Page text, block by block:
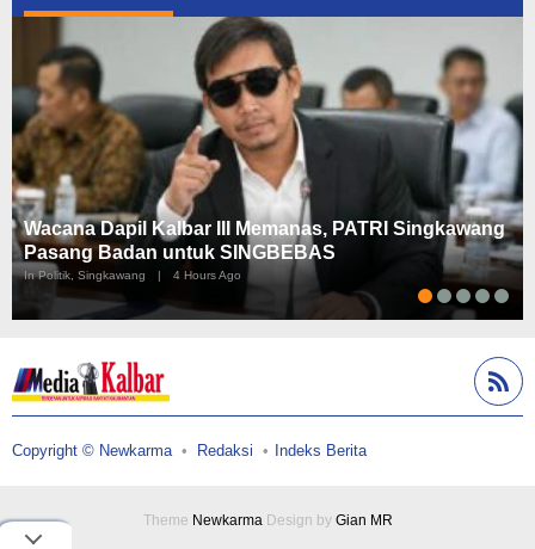
Wacana Dapil Kalbar III Memanas, PATRI Singkawang
Pasang Badan untuk SINGBEBAS
In Politik, Singkawang | 4 Hours Ago
Copyright © Newkarma Redaksi Indeks Berita
Theme NewkarmaDesign by Gian MR